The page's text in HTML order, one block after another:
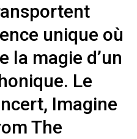
unique où
la magie d’un
Le
Imagine
The